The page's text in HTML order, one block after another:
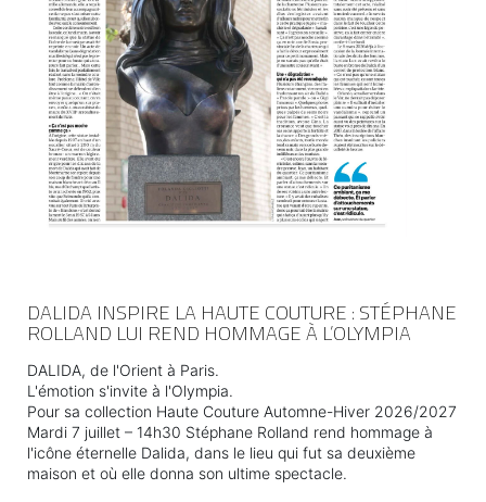
DALIDA INSPIRE LA HAUTE COUTURE : STÉPHANE
ROLLAND LUI REND HOMMAGE À L’OLYMPIA
DALIDA, de l'Orient à Paris.
L'émotion s'invite à l'Olympia.
Pour sa collection Haute Couture Automne-Hiver 2026/2027
Mardi 7 juillet – 14h30 Stéphane Rolland rend hommage à
l'icône éternelle Dalida, dans le lieu qui fut sa deuxième
maison et où elle donna son ultime spectacle.